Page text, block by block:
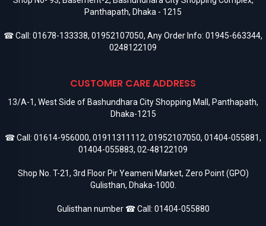
Panthapath, Dhaka - 1215
☎ Call: 01678-133338, 01952107050, Any Order Info: 01945-663344,
0248122109
CUSTOMER CARE ADDRESS
13/A-1, West Side of Bashundhara City Shopping Mall, Panthapath,
Dhaka-1215
☎ Call: 01614-956000, 01911311112, 01952107050, 01404-055881,
01404-055883, 02-48122109
Shop No. T-21, 3rd Floor Pir Yeameni Market, Zero Point (GPO)
Gulisthan, Dhaka-1000.
Gulisthan number ☎ Call: 01404-055880